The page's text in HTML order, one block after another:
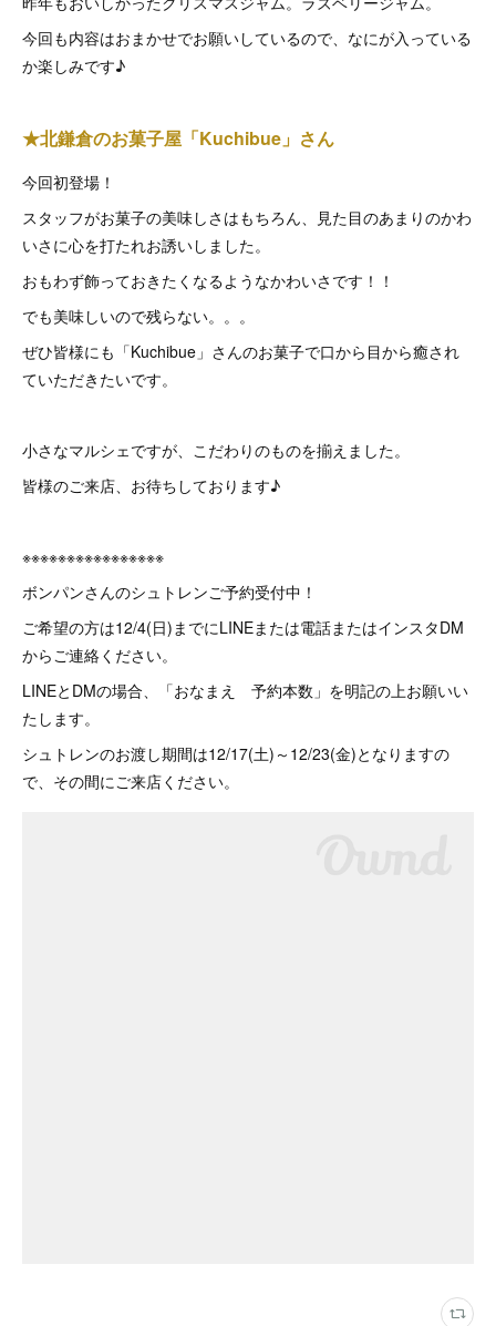
今回も内容はおまかせでお願いしているので、なにが入っている
か楽しみです♪
★北鎌倉のお菓子屋「Kuchibue」さん
今回初登場！
スタッフがお菓子の美味しさはもちろん、見た目のあまりのかわ
いさに心を打たれお誘いしました。
おもわず飾っておきたくなるようなかわいさです！！
でも美味しいので残らない。。。
ぜひ皆様にも「Kuchibue」さんのお菓子で口から目から癒され
ていただきたいです。
小さなマルシェですが、こだわりのものを揃えました。
皆様のご来店、お待ちしております♪
※※※※※※※※※※※※※※※※
ボンパンさんのシュトレンご予約受付中！
ご希望の方は12/4(日)までにLINEまたは電話またはインスタDM
からご連絡ください。
LINEとDMの場合、「おなまえ 予約本数」を明記の上お願いい
たします。
シュトレンのお渡し期間は12/17(土)～12/23(金)となりますの
で、その間にご来店ください。